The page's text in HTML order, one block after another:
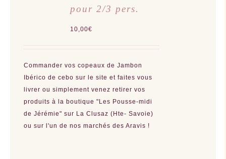
pour 2/3 pers.
10,00€
Commander vos copeaux de Jambon
Ibérico de cebo sur le site et faites vous
livrer ou simplement venez retirer vos
produits à la boutique "Les Pousse-midi
de Jérémie" sur La Clusaz (Hte- Savoie)
ou sur l'un de nos marchés des Aravis !